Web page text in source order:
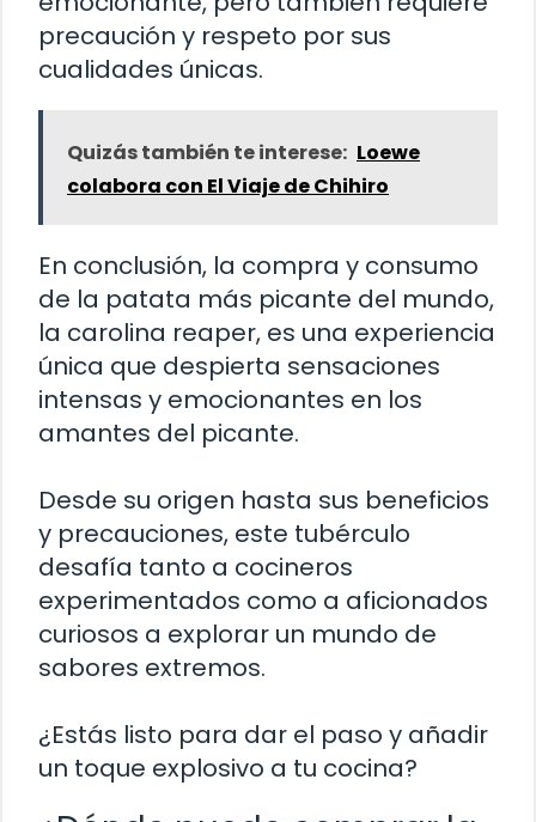
precaución y respeto por sus
cualidades únicas.
Quizás también te interese: Loewe
colabora con El Viaje de Chihiro
En conclusión, la compra y consumo
de la patata más picante del mundo,
la carolina reaper, es una experiencia
única que despierta sensaciones
intensas y emocionantes en los
amantes del picante.
Desde su origen hasta sus beneficios
y precauciones, este tubérculo
desafía tanto a cocineros
experimentados como a aficionados
curiosos a explorar un mundo de
sabores extremos.
¿Estás listo para dar el paso y añadir
un toque explosivo a tu cocina?